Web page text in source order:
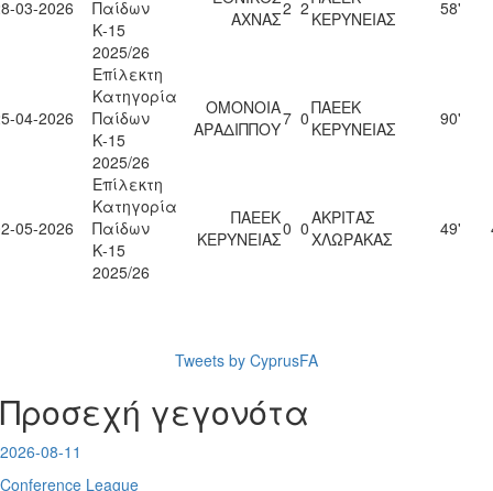
03-2026
Παίδων
Κ-15
2025/26
ΑΧΝΑΣ2 2 ΚΕΡΥΝΕΙΑΣ
58'
04-2026
Επίλεκτη
Κατηγορία
Παίδων
Κ-15
2025/26
ΟΜΟΝΟΙΑ
ΑΡΑΔΙΠΠΟΥ7 0ΠΑΕΕΚ
ΚΕΡΥΝΕΙΑΣ
90'
05-2026
Επίλεκτη
Κατηγορία
Παίδων
Κ-15
2025/26
ΠΑΕΕΚ
ΚΕΡΥΝΕΙΑΣ0 0ΑΚΡΙΤΑΣ
ΧΛΩΡΑΚΑΣ
49'
Tweets by CyprusFA
Προσεχή γεγονότα
2026-08-11
Conference League